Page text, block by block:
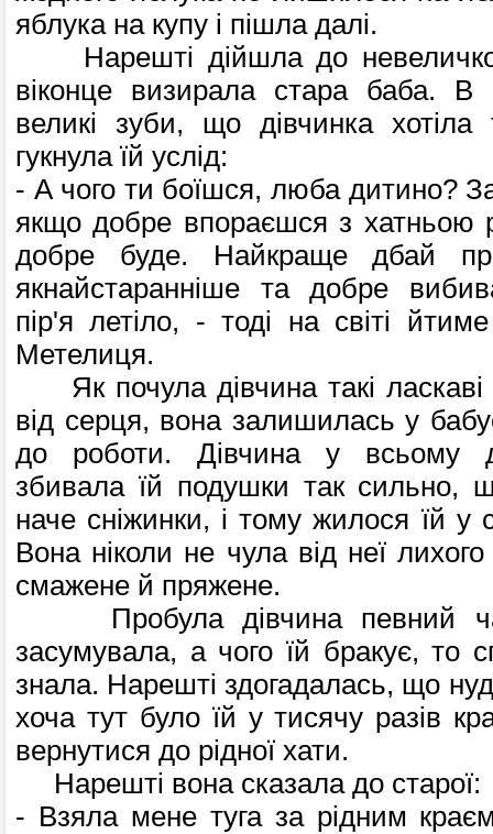
яблука на купу і пішла далі.
Нарешті дійшла до
віконце визирала стара баба. В
великі зуби, що дівчинка хотіла
гукнула їй услід:
- А чого ти боїшся, люба дитино?
якщо добре впораєшся з хатньою
добре буде. Найкраще дбай
якнайстаранніше та добре
пір'я летіло, - тоді на світі
Метелиця.
Як почула дівчина такі ласкаві
від серця, вона залишилась у
до роботи. Дівчина у всьому
збивала їй подушки так сильно,
наче сніжинки, і тому жилося їй у
Вона ніколи не чула від неї
смажене й пряжене.
Пробула дівчина певний
засумувала, а чого їй бракує, то
знала. Нарешті здогадалась, що
хоча тут було їй у тисячу разів
вернутися до рідної хати.
Нарешті вона сказала до старої:
- Взяла мене туга за рідним